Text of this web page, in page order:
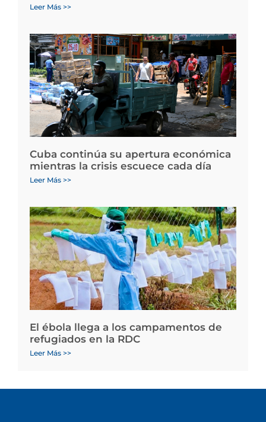
Leer Más >>
Cuba continúa su apertura económica
mientras la crisis escuece cada día
Leer Más >>
El ébola llega a los campamentos de
refugiados en la RDC
Leer Más >>